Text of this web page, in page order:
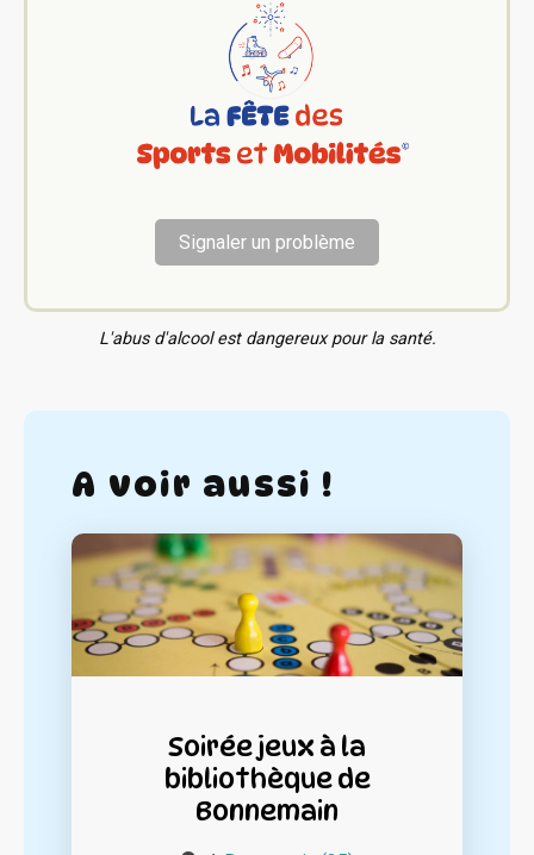
Signaler un problème
L'abus d'alcool est dangereux pour la santé.
A voir aussi !
Soirée jeux à la
bibliothèque de
Bonnemain